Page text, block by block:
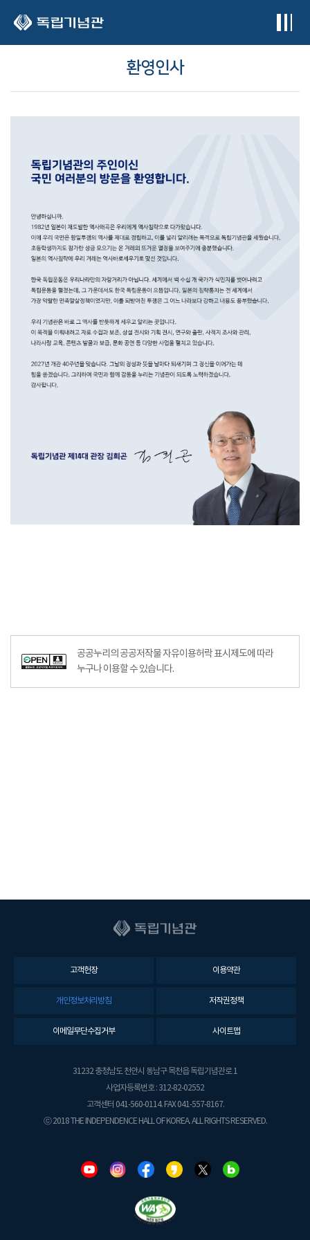
환영인사
공공누리의 공공저작물 자유이용허락 표시제도에 따라
누구나 이용할 수 있습니다.
고객헌장 이용약관
개인정보처리방침 저작권정책
이메일무단수집거부 사이트맵
31232 충청남도 천안시 동남구 목천읍 독립기념관로 1
사업자등록번호 : 312-82-02552
고객센터 041-560-0114. FAX 041-557-8167.
ⓒ 2018 THE INDEPENDENCE HALL OF KOREA. ALL RIGHTS RESERVED.